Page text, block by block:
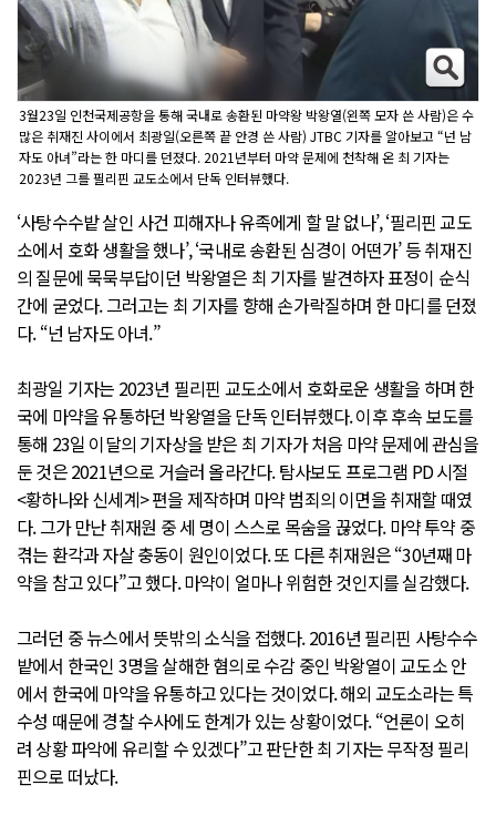
3월23일 인천국제공항을 통해 국내로 송환된 마약왕 박왕열(왼쪽 모자 쓴 사람)은 수
많은 취재진 사이에서 최광일(오른쪽 끝 안경 쓴 사람) JTBC 기자를 알아보고 “넌 남
자도 아녀”라는 한 마디를 던졌다. 2021년부터 마약 문제에 천착해 온 최 기자는
2023년 그를 필리핀 교도소에서 단독 인터뷰했다.
‘사탕수수밭 살인 사건 피해자나 유족에게 할 말 없나’, ‘필리핀 교도
소에서 호화 생활을 했나’, ‘국내로 송환된 심경이 어떤가’ 등 취재진
의 질문에 묵묵부답이던 박왕열은 최 기자를 발견하자 표정이 순식
간에 굳었다. 그러고는 최 기자를 향해 손가락질하며 한 마디를 던졌
다. “넌 남자도 아녀.”
최광일 기자는 2023년 필리핀 교도소에서 호화로운 생활을 하며 한
국에 마약을 유통하던 박왕열을 단독 인터뷰했다. 이후 후속 보도를
통해 23일 이달의 기자상을 받은 최 기자가 처음 마약 문제에 관심을
둔 것은 2021년으로 거슬러 올라간다. 탐사보도 프로그램 PD 시절
<황하나와 신세계> 편을 제작하며 마약 범죄의 이면을 취재할 때였
다. 그가 만난 취재원 중 세 명이 스스로 목숨을 끊었다. 마약 투약 중
겪는 환각과 자살 충동이 원인이었다. 또 다른 취재원은 “30년째 마
약을 참고 있다”고 했다. 마약이 얼마나 위험한 것인지를 실감했다.
그러던 중 뉴스에서 뜻밖의 소식을 접했다. 2016년 필리핀 사탕수수
밭에서 한국인 3명을 살해한 혐의로 수감 중인 박왕열이 교도소 안
에서 한국에 마약을 유통하고 있다는 것이었다. 해외 교도소라는 특
수성 때문에 경찰 수사에도 한계가 있는 상황이었다. “언론이 오히
려 상황 파악에 유리할 수 있겠다”고 판단한 최 기자는 무작정 필리
핀으로 떠났다.